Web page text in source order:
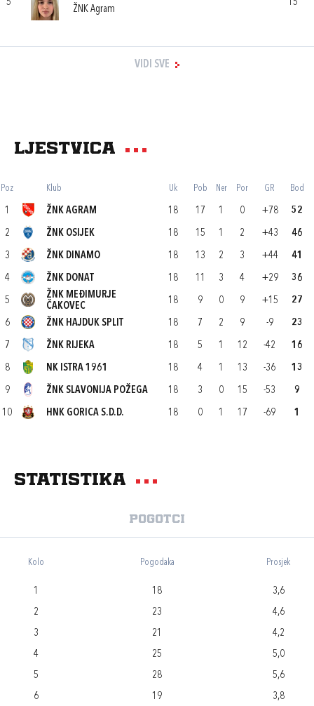
5
ŽNK Agram
15
VIDI SVE
Ljestvica
Poz Klub Uk Pob Ner Por GR Bod
1 ŽNK AGRAM 18 17 1 0 +78 52
2 ŽNK OSIJEK 18 15 1 2 +43 46
3 ŽNK DINAMO 18 13 2 3 +44 41
4 ŽNK DONAT 18 11 3 4 +29 36
5
ŽNK MEĐIMURJE
ČAKOVEC
18 9 0 9 +15 27
6 ŽNK HAJDUK SPLIT 18 7 2 9 -9 23
7 ŽNK RIJEKA 18 5 1 12 -42 16
8 NK ISTRA 1961 18 4 1 13 -36 13
9 ŽNK SLAVONIJA POŽEGA 18 3 0 15 -53 9
10 HNK GORICA S.D.D. 18 0 1 17 -69 1
Statistika
Pogotci
Kolo Pogodaka Prosjek
1 18
3,6
2
23
4,6
3
21
4,2
4
25
5,0
5
28
5,6
6
19
3,8